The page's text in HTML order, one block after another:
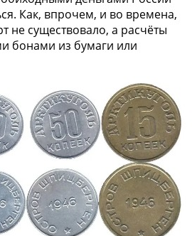
Как, впрочем, и во времена,
не существовало, а расчёты
бонами из бумаги или
набор всех 18
России 2026 года!
в любой город РФ!
законным платёжным
средством